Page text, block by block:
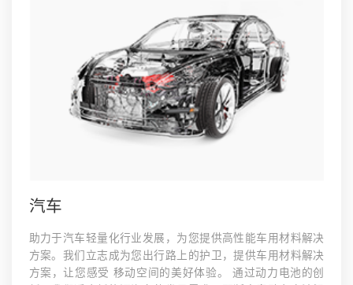
汽车
助力于汽车轻量化行业发展，为您提供高性能车用材料解决
方案。我们立志成为您出行路上的护卫，提供车用材料解决
方案，让您感受 移动空间的美好体验。 通过动力电池的创